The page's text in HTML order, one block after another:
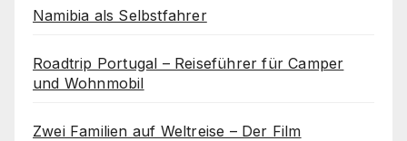
Namibia als Selbstfahrer
Roadtrip Portugal – Reiseführer für Camper
und Wohnmobil
Zwei Familien auf Weltreise – Der Film